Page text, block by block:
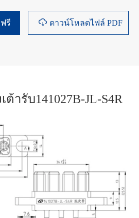
รี  ดาวน์โหลดไฟล์ PDF
ต้ารับ141027B-JL-S4R